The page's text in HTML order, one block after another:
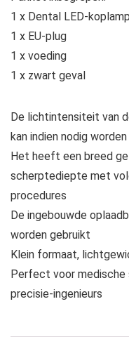
1 x Dental LED-koplamp
1 x EU-plug
1 x voeding
1 x zwart geval
De lichtintensiteit van
kan indien nodig
Het heeft een breed
scherptediepte met
procedures
De ingebouwde
worden gebruikt
Klein formaat,
Perfect voor medische
precisie-ingenieurs